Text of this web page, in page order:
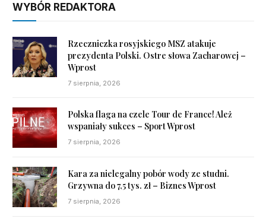
WYBÓR REDAKTORA
Rzeczniczka rosyjskiego MSZ atakuje
prezydenta Polski. Ostre słowa Zacharowej –
Wprost
7 sierpnia, 2026
Polska flaga na czele Tour de France! Ależ
wspaniały sukces – Sport Wprost
7 sierpnia, 2026
Kara za nielegalny pobór wody ze studni.
Grzywna do 7,5 tys. zł – Biznes Wprost
7 sierpnia, 2026